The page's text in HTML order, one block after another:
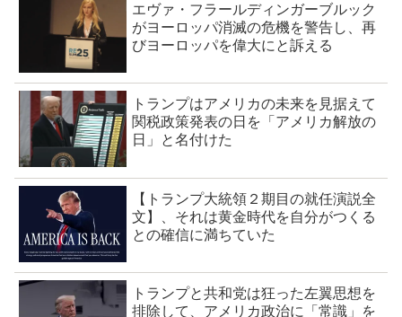
エヴァ・フラールディンガーブルック
がヨーロッパ消滅の危機を警告し、再
びヨーロッパを偉大にと訴える
トランプはアメリカの未来を見据えて
関税政策発表の日を「アメリカ解放の
日」と名付けた
【トランプ大統領２期目の就任演説全
文】、それは黄金時代を自分がつくる
との確信に満ちていた
トランプと共和党は狂った左翼思想を
排除して、アメリカ政治に「常識」を